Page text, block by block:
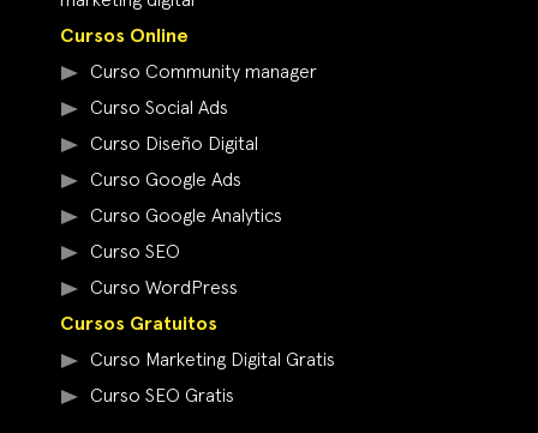
Cursos Online
Curso Community manager
Curso Social Ads
Curso Diseño Digital
Curso Google Ads
Curso Google Analytics
Curso SEO
Curso WordPress
Cursos Gratuitos
Curso Marketing Digital Gratis
Curso SEO Gratis